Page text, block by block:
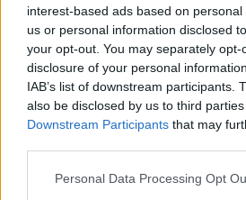
interest-based ads based on
us or personal information disclosed
your opt-out. You may separately
disclosure of your personal
IAB’s list of downstream participants.
also be disclosed by us to third
Downstream Participants that may
Personal Data Processing Opt
πυραύλους κρουζ, drones και
εναντίον πλοίων του
Ναυτικού και εμπορικών
«προστατεύονταν» από τον
δήλωσε στους
Κεντρικής Διοίκησης των ΗΠΑ